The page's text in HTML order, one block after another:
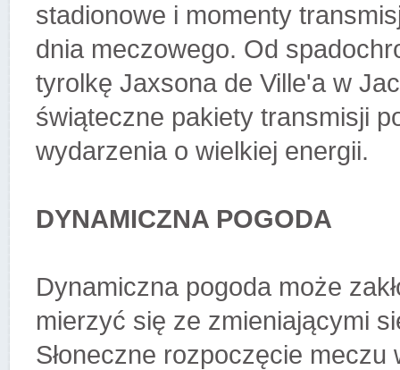
stadionowe i momenty
dnia meczowego. Od
tyrolkę Jaxsona de Ville'a w
świąteczne pakiety transmisji
wydarzenia o wielkiej energii.
DYNAMICZNA POGODA
Dynamiczna pogoda może
mierzyć się ze zmieniającymi
Słoneczne rozpoczęcie